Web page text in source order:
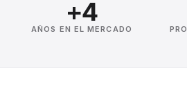
+4
AÑOS EN EL MERCADO